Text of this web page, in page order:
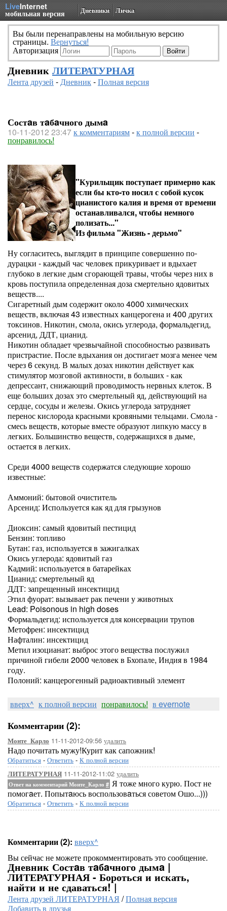
LiveInternet
мобильная версия Дневники Личка
Вы были перенаправлены на мобильную версию
страницы. Вернуться!
Авторизация
Дневник ЛИТЕРАТУРНАЯ
Лента друзей -Дневник-Полная версия
Состaв тaбaчного дымa
10-11-2012 23:47к комментариям-к полной версии -
понравилось!
"Курильщик поступает примерно как
если бы кто-то носил с собой кусок
цианистого калия и время от времени
останавливался, чтобы немного
полизать..."
Из фильма "Жизнь - дерьмо"
Ну согласитесь, выглядит в принципе совершенно по-
дурацки - каждый час человек прикуривает и вдыхает
глубоко в легкие дым сгорающей травы, чтобы через них в
кровь поступила определенная доза смертельно ядовитых
веществ....
Сигаретный дым содержит около 4000 химических
веществ, включая 43 известных канцерогена и 400 других
токсинов. Никотин, смола, окись углерода, формальдегид,
арсенид, ДДТ, цианид.
Никотин обладает чрезвычайной способностью развивать
пристрастие. После вдыхания он достигает мозга менее чем
через 6 секунд. В малых дозах никотин действует как
стимулятор мозговой активности, в больших - как
депрессант, снижающий проводимость нервных клеток. В
еще больших дозах это смертельный яд, действующий на
сердце, сосуды и железы. Окись углерода затрудняет
перенос кислорода красными кровяными тельцами. Смола -
смесь веществ, которые вместе образуют липкую массу в
легких. Большинство веществ, содержащихся в дыме,
остается в легких.
Среди 4000 веществ содержатся следующие хорошо
известные:
Аммоний: бытовой очиститель
Арсенид: Используется как яд для грызунов
Диоксин: самый ядовитый пестицид
Бензин: топливо
Бутан: газ, используется в зажигалках
Окись углерода: ядовитый газ
Кадмий: используется в батарейках
Цианид: смертельный яд
ДДТ: запрещенный инсектицид
Этил фуорат: вызывает рак печени у животных
Lead: Poisonous in high doses
Формальдегид: используется для консервации трупов
Метофрен: инсектицид
Нафталин: инсектицид
Метил изоцианат: выброс этого вещества послужил
причиной гибели 2000 человек в Бхопале, Индия в 1984
году.
Полоний: канцерогенный радиоактивный элемент
вверх^ к полной версии понравилось! в evernote
Комментарии (2):
Монте_Карло 11-11-2012-09:56 удалить
Надо почитать мужу!Курит как сапожник!
Обратиться - Ответить - К полной версии
ЛИТЕРАТУРНАЯ 11-11-2012-11:02 удалить
Ответ на комментарий Монте_Карло # Я тоже много курю. Пост не
помогaет. Попытaюсь воспользовaться советом Ошо...)))
Обратиться - Ответить - К полной версии
Комментарии (2): вверх^
Вы сейчас не можете прокомментировать это сообщение.
Дневник Состaв тaбaчного дымa |
ЛИТЕРАТУРНАЯ - Бороться и искать,
найти и не сдаваться! |
Лента друзей ЛИТЕРАТУРНАЯ /Полная версия
Добавить в друзья